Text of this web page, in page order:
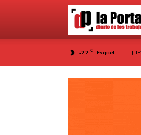
-2.2 C Esquel